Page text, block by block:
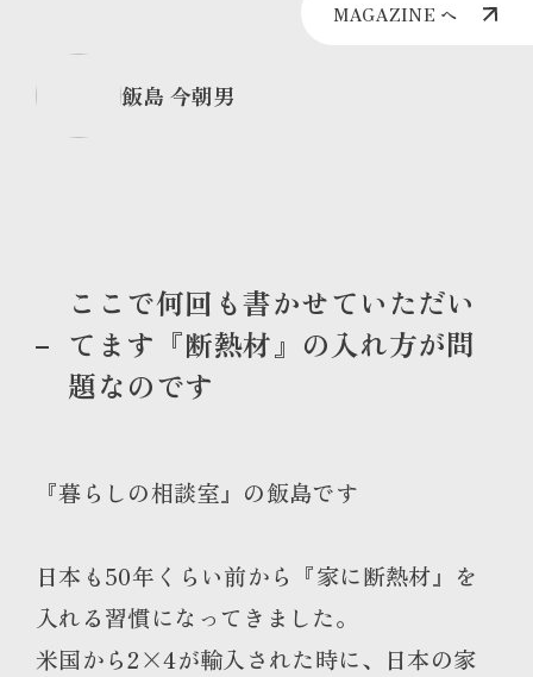
MAGAZINE へ
飯島 今朝男
ここで何回も書かせていただい
てます『断熱材』の入れ方が問
題なのです
『暮らしの相談室』の飯島です
日本も50年くらい前から『家に断熱材』を
入れる習慣になってきました。
米国から2×4が輸入された時に、日本の家